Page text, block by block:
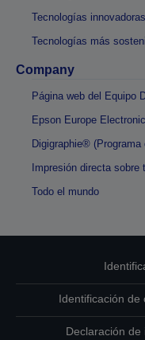
Tecnologías innovadoras
Tecnologías más
Company
Página web del Equipo
Epson Europe
Digigraphie®
Impresión directa sobre
Todo el mundo
Identificación de
Declaración